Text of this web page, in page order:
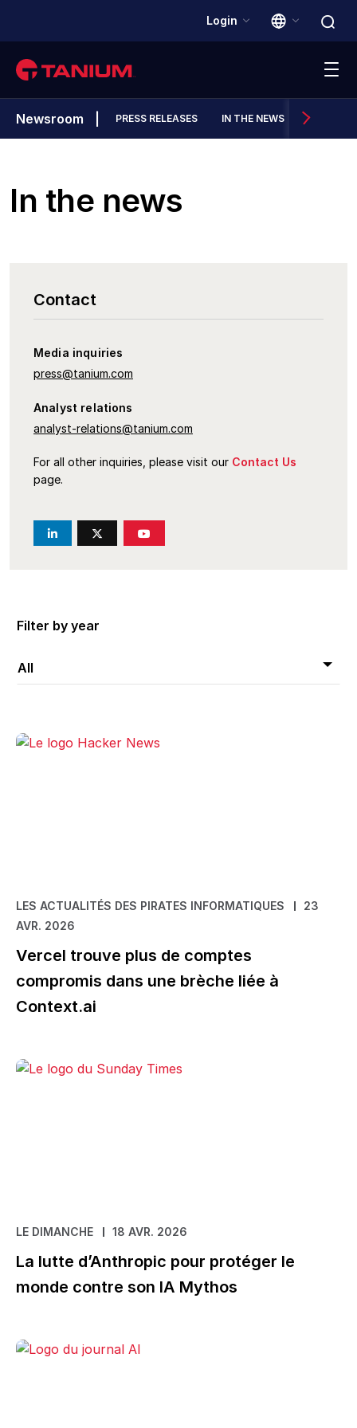
Login
Platform
Resources
Company
Newsroom PRESS RELEASES IN THE NEWS
In the news
Filter by year
All
LES ACTUALITÉS DES PIRATES INFORMATIQUES
23
AVR. 2026
Vercel trouve plus de comptes
compromis dans une brèche liée à
Context.ai
LE DIMANCHE 18 AVR. 2026
La lutte d’Anthropic pour protéger le
monde contre son IA Mythos
Contact
Media inquiries
press@tanium.com
Analyst relations
analyst-relations@tanium.com
For all other inquiries, please visit our Contact Us
page.